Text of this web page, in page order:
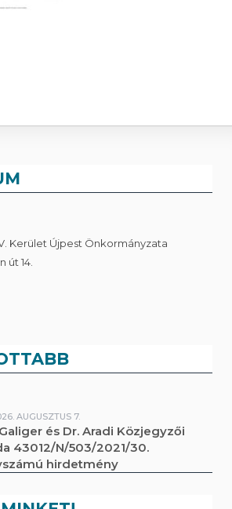
Kerület Újpest Önkormányzata
út 14.
AUGUSZTUS 7.
és Dr. Aradi Közjegyzői
43012/N/503/2021/30.
hirdetmény